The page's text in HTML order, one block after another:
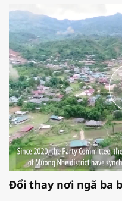
Đổi thay nơi ngã ba